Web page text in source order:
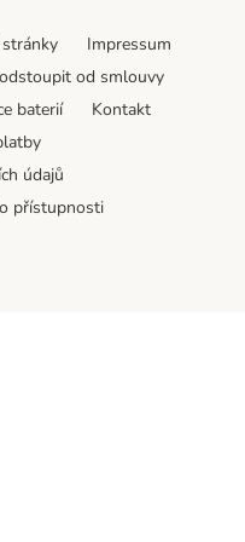
Impressum
od smlouvy
baterií
Kontakt
údajů
přístupnosti